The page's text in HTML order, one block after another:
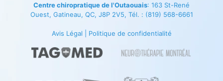
Centre chiropratique de l'Outaouais: 163 St-René
Ouest, Gatineau, QC, J8P 2V5, Tél. : (819) 568-6661
Avis Légal Politique de confidentialité